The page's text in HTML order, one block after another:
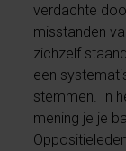
verdachte
misstanden
zichzelf
een
stemmen. In
mening je je